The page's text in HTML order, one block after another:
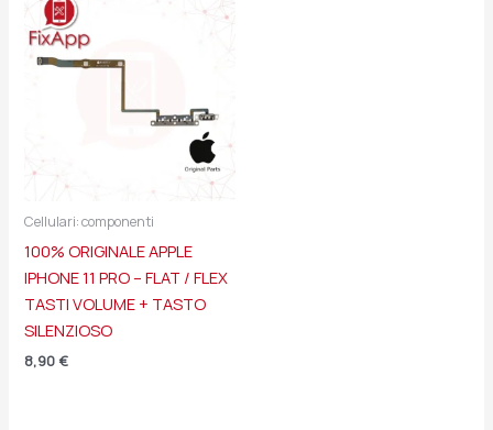
Cellulari: componenti
100% ORIGINALE APPLE
IPHONE 11 PRO – FLAT / FLEX
TASTI VOLUME + TASTO
SILENZIOSO
8,90 €